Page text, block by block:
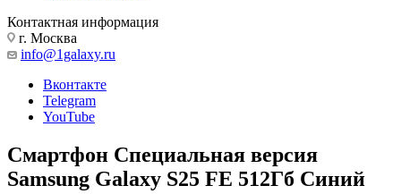
Контактная информация
г. Москва
info@1galaxy.ru
Вконтакте
Telegram
YouTube
Смартфон Специальная версия
Samsung Galaxy S25 FE 512Гб Синий